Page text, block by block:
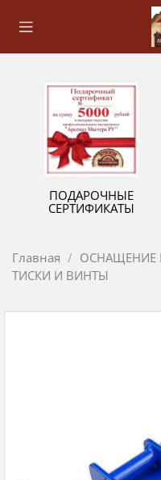
ПОДАРОЧНЫЕ
СЕРТИФИКАТЫ
Главная
ОСНАЩЕНИЕ
ТИСКИ И ВИНТЫ